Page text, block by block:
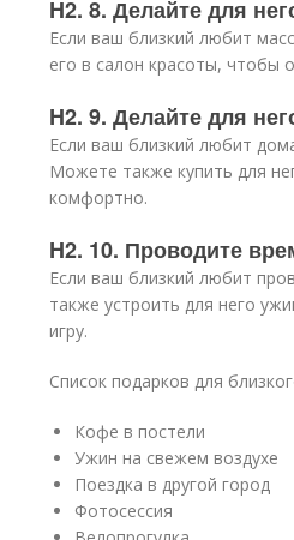
H2. 8. Делайте для
Если ваш близкий любит
его в салон красоты, чтобы
H2. 9. Делайте для
Если ваш близкий любит
Можете также купить для
комфортно.
H2. 10. Проводите
Если ваш близкий любит
также устроить для него
игру.
Список подарков для
Кофе в постели
Ужин на свежем воздухе
Поездка в другой город
Фотосессия